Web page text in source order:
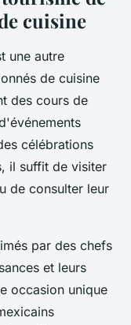
cuisine
une autre
de cuisine
des cours de
célébrations
il suffit de visiter
de consulter leur
par des chefs
et leurs
occasion unique